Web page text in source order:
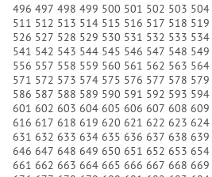
496 497 498 499 500 501 502 503 504
511 512 513 514 515 516 517 518 519
526 527 528 529 530 531 532 533 534
541 542 543 544 545 546 547 548 549
556 557 558 559 560 561 562 563 564
571 572 573 574 575 576 577 578 579
586 587 588 589 590 591 592 593 594
601 602 603 604 605 606 607 608 609
616 617 618 619 620 621 622 623 624
631 632 633 634 635 636 637 638 639
646 647 648 649 650 651 652 653 654
661 662 663 664 665 666 667 668 669